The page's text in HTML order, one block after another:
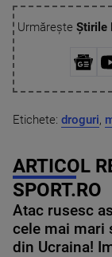
Urmărește Știrile
Etichete: droguri,
ARTICOL
SPORT.RO
Atac rusesc
cele mai mari
din Ucraina!